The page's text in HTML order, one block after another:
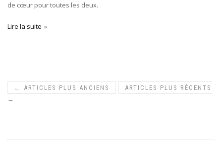
de cœur pour toutes les deux.
Lire la suite
← ARTICLES PLUS ANCIENS
ARTICLES PLUS RÉCENTS
→